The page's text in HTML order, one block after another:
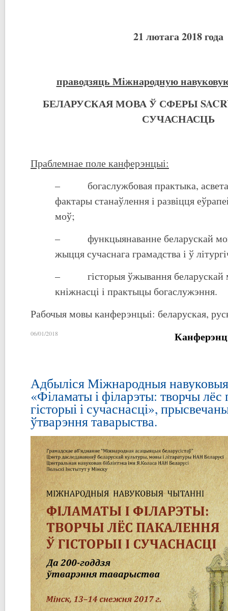
21 лютага 2018 года
праводзяць Міжнародную
БЕЛАРУСКАЯМОВА Ў СФЕРЫ
СУЧАСНАСЦЬ
Праблемнае поле канферэнцыі:
– богаслужбовая практыка, асвета
фактары станаўлення і развіцця
моў;
– функцыянаванне беларускай
жыцця сучаснага грамадства і ў
– гісторыя ўжывання беларускай
кніжнасці і практыцы богаслужэння.
Рабочыя мовы канферэнцыі: беларуская,
06/01/2018
Адбыліся Міжнародныя
«Філаматы і філарэты: творчы лёс
гісторыі і сучаснасці»,
ўтварэння таварыства.